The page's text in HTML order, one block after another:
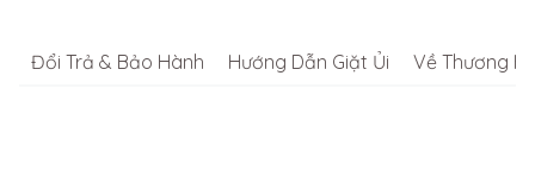
Đổi Trả & Bảo Hành Hướng Dẫn Giặt Ủi Về Thương